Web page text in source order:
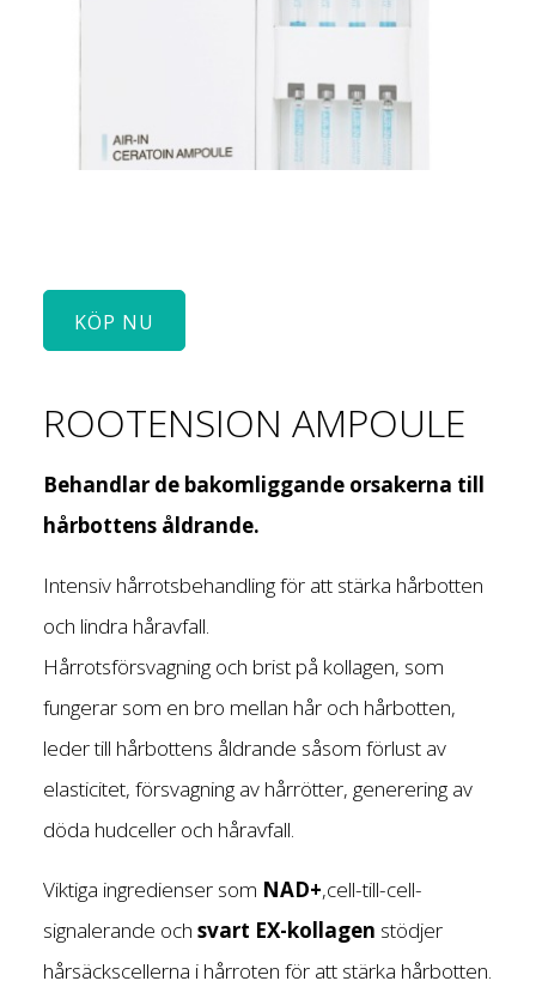
KÖP NU
ROOTENSION AMPOULE
Behandlar de bakomliggande orsakerna till
hårbottens åldrande.
Intensiv hårrotsbehandling för att stärka hårbotten
och lindra håravfall.
Hårrotsförsvagning och brist på kollagen, som
fungerar som en bro mellan hår och hårbotten,
leder till hårbottens åldrande såsom förlust av
elasticitet, försvagning av hårrötter, generering av
döda hudceller och håravfall.
Viktiga ingredienser som NAD+,cell-till-cell-
signalerande och svart EX-kollagen stödjer
hårsäckscellerna i hårroten för att stärka hårbotten.